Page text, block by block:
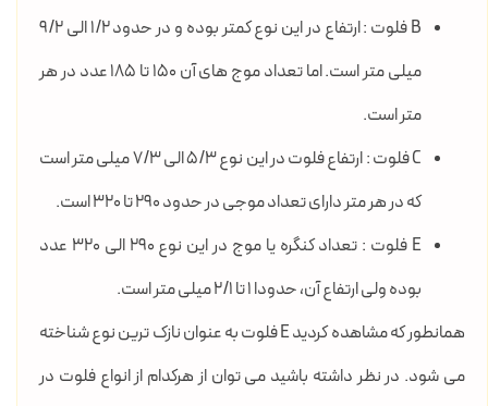
B فلوت : ارتفاع در این نوع کمتر بوده و در حدود 1/2 الی 9/2
میلی متر است. اما تعداد موج های آن 150 تا 185 عدد در هر
متر است.
C فلوت : ارتفاع فلوت در این نوع 5/3 الی 7/3 میلی متر است
که در هر متر دارای تعداد موجی در حدود 290 تا 320 است.
E فلوت : تعداد کنگره یا موج در این نوع 290 الی 320 عدد
بوده ولی ارتفاع آن، حدودا 1 تا 2/1 میلی متر است.
همانطور که مشاهده کردید E فلوت به عنوان نازک ترین نوع شناخته
می شود. در نظر داشته باشید می توان از هرکدام از انواع فلوت در